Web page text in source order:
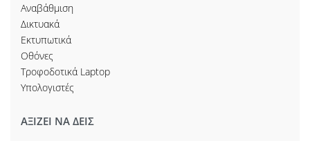
Αναβάθμιση
Δικτυακά
Εκτυπωτικά
Οθόνες
Τροφοδοτικά Laptop
Υπολογιστές
ΑΞΙΖΕΙ ΝΑ ΔΕΙΣ